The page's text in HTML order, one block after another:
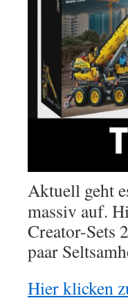
Aktuell geht
massiv auf.
Creator-Sets
paar
Hier klicken